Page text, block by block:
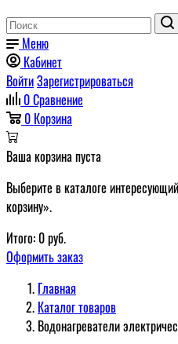
Меню
Кабинет
ВойтиЗарегистрироваться
0Сравнение
0 Корзина
Ваша корзина пуста
Выберите в каталоге
корзину».
Итого: 0руб.
Оформить заказ
Главная
Каталог товаров
Водонагреватели